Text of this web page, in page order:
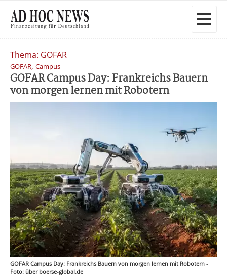
Thema: GOFAR
GOFAR, Campus
GOFAR Campus Day: Frankreichs Bauern
von morgen lernen mit Robotern
GOFAR Campus Day: Frankreichs Bauern von morgen lernen mit Robotern -
Foto: über boerse-global.de